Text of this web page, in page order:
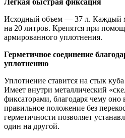
Исходный объем — 37 л. Каждый
на 20 литров. Крепятся при
армированного уплотнения.
Герметичное соединение
уплотнению
Уплотнение ставится на стык
Имеет внутри металлический
фиксаторами, благодаря чему оно
правильное положение без
герметичности позволяет
один на другой.